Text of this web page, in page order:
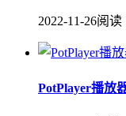
2022-11-26阅读
PotPlayer播放